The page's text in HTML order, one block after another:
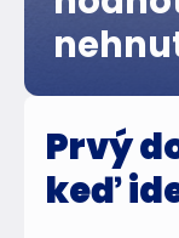
Prvý
keď